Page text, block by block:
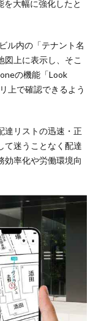
大幅に強化したと
ル内の「テナント名
上に表示し、そこ
の機能「Look
上で確認できるよう
達リストの迅速・正
て迷うことなく配達
効率化や労働環境向